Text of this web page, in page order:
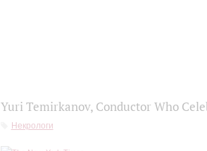
Yuri Temirkanov, Conductor Who
Некрологи